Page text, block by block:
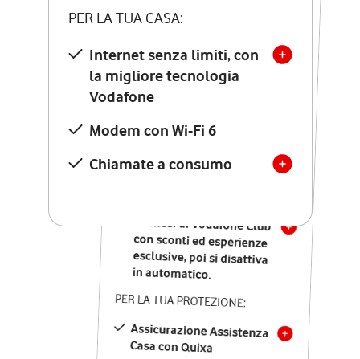
PER LA TUA CASA:
Internet senza limiti, con
la migliore tecnologia
Vodafone
Modem con Wi-Fi 6
Chiamate a consumo
PER LA TUA CASA:
Internet senza limiti, con
la migliore tecnologia
Vodafone
Modem Seven con Wi-Fi 7
Chiamate illimitate verso
numeri fissi e mobili
nazionali
12 mesi di Vodafone Club
con sconti ed esperienze
esclusive, poi si disattiva
in automatico.
PER LA TUA PROTEZIONE:
Assicurazione Assistenza
Casa con Quixa